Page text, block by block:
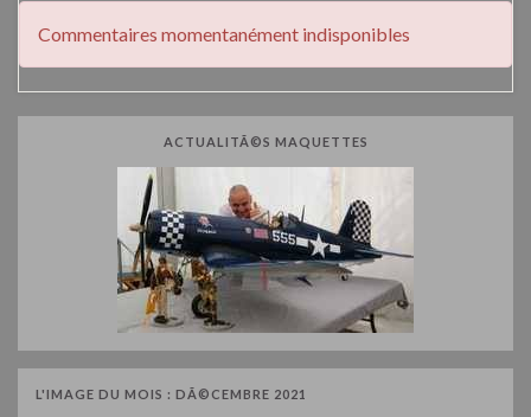
Commentaires momentanément indisponibles
ACTUALITÃ©S MAQUETTES
L'IMAGE DU MOIS : DÃ©CEMBRE 2021